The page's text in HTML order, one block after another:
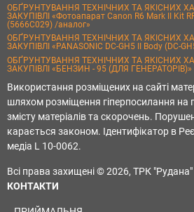
ОБҐРУНТУВАННЯ ТЕХНІЧНИХ ТА ЯКІСНИХ
ЗАКУПІВЛІ «Фотоапарат Canon R6 Mark II Kit
(5666C029) /аналог»
ОБҐРУНТУВАННЯ ТЕХНІЧНИХ ТА ЯКІСНИХ
ЗАКУПІВЛІ «PANASONIC DC-GH5 II Body (DC-
ОБҐРУНТУВАННЯ ТЕХНІЧНИХ ТА ЯКІСНИХ
ЗАКУПІВЛІ «БЕНЗИН - 95 (ДЛЯ ГЕНЕРАТОРІВ)»
Використання розміщених на сайті
шляхом розміщення гіперпосилання на
змісту матеріалів та скорочень.
карається законом. Ідентифікатор в
медіа L 10-0062.
Всі права захищені © 2026, ТРК "Рудана"
КОНТАКТИ